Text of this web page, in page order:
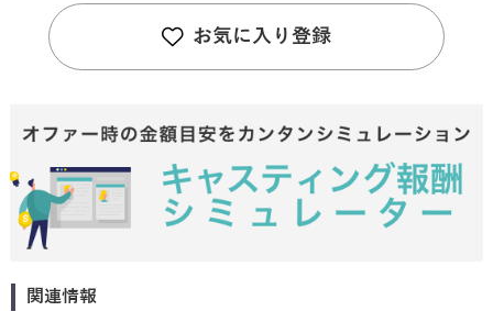
お気に入り登録
関連情報